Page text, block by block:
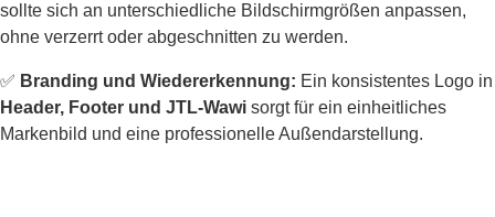
sollte sich an unterschiedliche Bildschirmgrößen anpassen,
ohne verzerrt oder abgeschnitten zu werden.
✅ Branding und Wiedererkennung: Ein konsistentes Logo in
Header, Footer und JTL-Wawi sorgt für ein einheitliches
Markenbild und eine professionelle Außendarstellung.